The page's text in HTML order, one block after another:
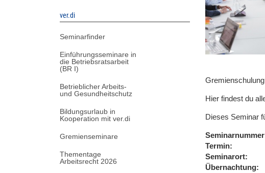
ver.di
Seminarfinder
Einführungsseminare in
die Betriebsratsarbeit
(BR I)
Betrieblicher Arbeits-
und Gesundheitschutz
Bildungsurlaub in
Kooperation mit ver.di
Gremienseminare
Thementage
Arbeitsrecht 2026
Gremienschulung
Hier findest du
Dieses Seminar
Seminarnummer
Termin
Seminarort
Übernachtung